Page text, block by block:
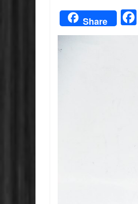
Share